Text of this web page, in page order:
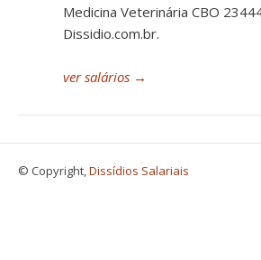
Medicina Veterinária CBO
Dissidio.com.br.
ver salários →
© Copyright,Dissídios Salariais